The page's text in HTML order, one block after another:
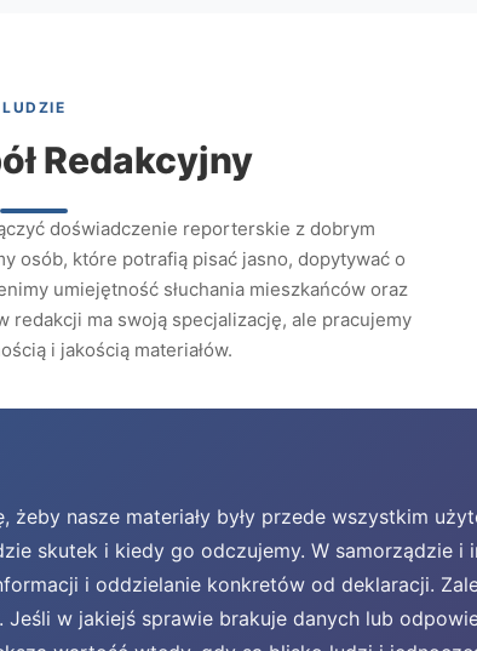
LUDZIE
Redakcyjny
doświadczenie reporterskie z dobrym
osób, które potrafią pisać jasno, dopytywać o
umiejętność słuchania mieszkańców oraz
redakcji ma swoją specjalizację, ale pracujemy
i jakością materiałów.
nasze materiały były przede wszystkim
skutek i kiedy go odczujemy. W samorządzie i
i oddzielanie konkretów od deklaracji.
w jakiejś sprawie brakuje danych lub